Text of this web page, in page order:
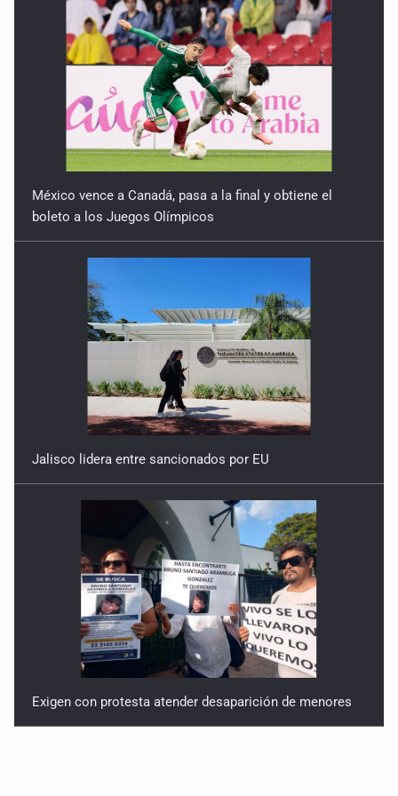
México vence a Canadá, pasa a la final y obtiene el
boleto a los Juegos Olímpicos
Jalisco lidera entre sancionados por EU
Exigen con protesta atender desaparición de menores